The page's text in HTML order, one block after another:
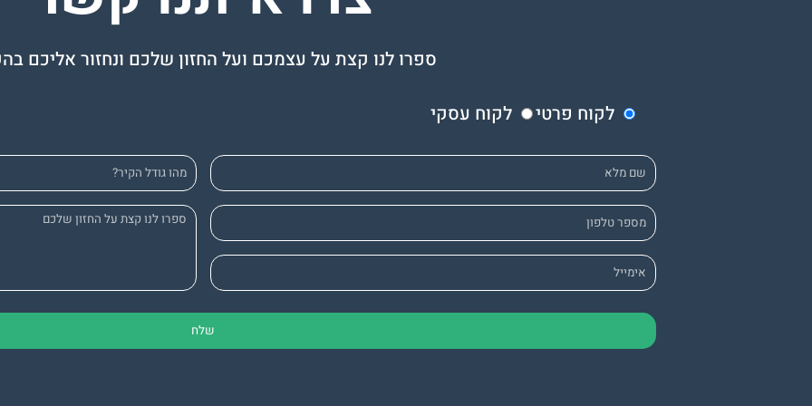
ספרו לנו קצת על עצמכם ועל החזון שלכם ונחזור אליכם
לקוח פרטי לקוח עסקי